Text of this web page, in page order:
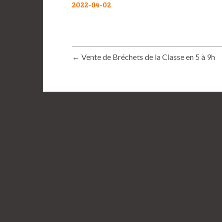
2022-04-02
← Vente de Bréchets de la Classe en 5 à 9h